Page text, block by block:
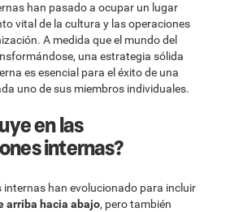
han pasado a ocupar un lugar
vital de la cultura y las operaciones
A medida que el mundo del
una estrategia sólida
es esencial para el éxito de una
uno de sus miembros individuales.
en las
internas?
internas han evolucionado para incluir
arriba hacia abajo, pero también